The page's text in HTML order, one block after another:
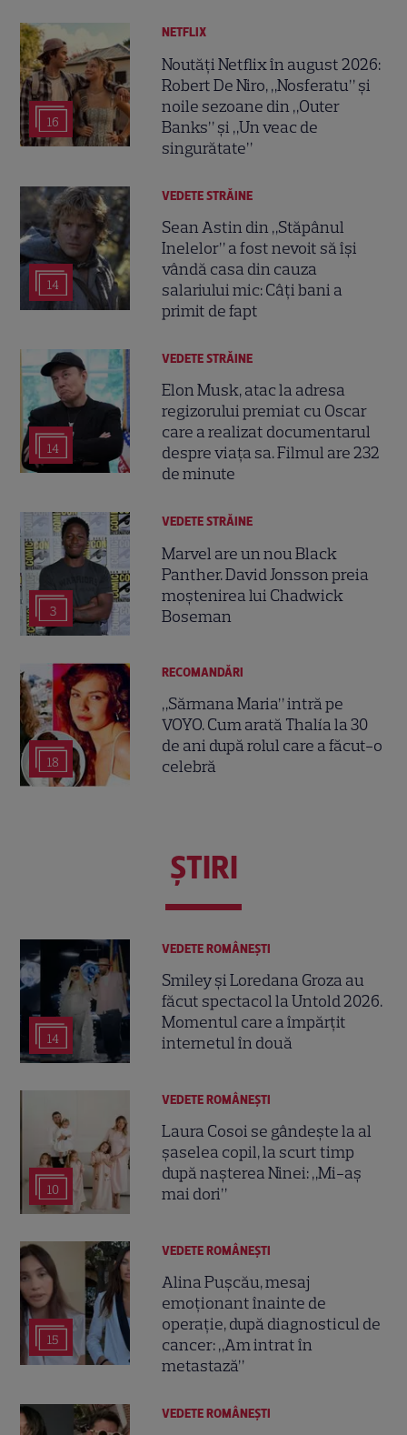
16
NETFLIX
Noutăți Netflix în august 2026:
Robert De Niro, „Nosferatu” și
noile sezoane din „Outer
Banks” și „Un veac de
singurătate”
14
VEDETE STRĂINE
Sean Astin din „Stăpânul
Inelelor” a fost nevoit să își
vândă casa din cauza
salariului mic: Câți bani a
primit de fapt
14
VEDETE STRĂINE
Elon Musk, atac la adresa
regizorului premiat cu Oscar
care a realizat documentarul
despre viața sa. Filmul are 232
de minute
3
VEDETE STRĂINE
Marvel are un nou Black
Panther. David Jonsson preia
moștenirea lui Chadwick
Boseman
18
RECOMANDĂRI
„Sărmana Maria” intră pe
VOYO. Cum arată Thalía la 30
de ani după rolul care a făcut-o
celebră
ŞTIRI
14
VEDETE ROMÂNEŞTI
Smiley și Loredana Groza au
făcut spectacol la Untold 2026.
Momentul care a împărțit
internetul în două
10
VEDETE ROMÂNEŞTI
Laura Cosoi se gândește la al
șaselea copil, la scurt timp
după nașterea Ninei: „Mi-aș
mai dori”
15
VEDETE ROMÂNEŞTI
Alina Pușcău, mesaj
emoționant înainte de
operație, după diagnosticul de
cancer: „Am intrat în
metastază”
VEDETE ROMÂNEŞTI